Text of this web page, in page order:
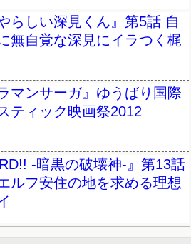
らしい深見くん』第5話 自
無自覚な深見にイラつく梶
マンサーガ』ゆうばり国際
ティック映画祭2012
-暗黒の破壊神-』第13話
ルフ安住の地を求める理想